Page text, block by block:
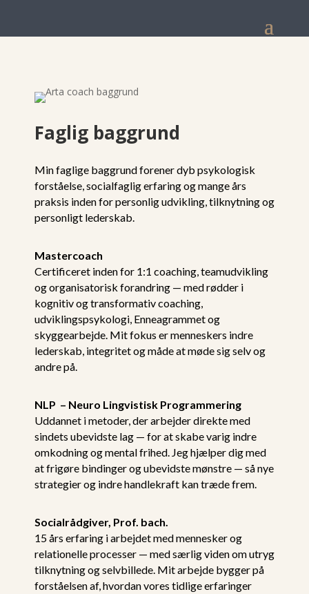
Faglig baggrund
Min faglige baggrund forener dyb psykologisk
forståelse, socialfaglig erfaring og mange års
praksis inden for personlig udvikling, tilknytning og
personligt lederskab.
Mastercoach
Certificeret inden for 1:1 coaching, teamudvikling
og organisatorisk forandring — med rødder i
kognitiv og transformativ coaching,
udviklingspsykologi, Enneagrammet og
skyggearbejde. Mit fokus er menneskers indre
lederskab, integritet og måde at møde sig selv og
andre på.
NLP – Neuro Lingvistisk Programmering
Uddannet i metoder, der arbejder direkte med
sindets ubevidste lag — for at skabe varig indre
omkodning og mental frihed. Jeg hjælper dig med
at frigøre bindinger og ubevidste mønstre — så nye
strategier og indre handlekraft kan træde frem.
Socialrådgiver, Prof. bach.
15 års erfaring i arbejdet med mennesker og
relationelle processer — med særlig viden om utryg
tilknytning og selvbillede. Mit arbejde bygger på
forståelsen af, hvordan vores tidlige erfaringer